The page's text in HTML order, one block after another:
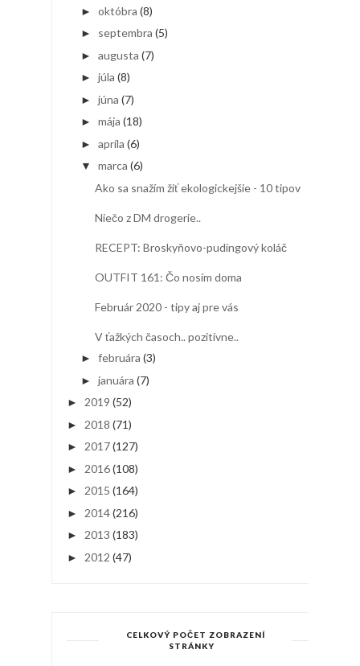
► októbra (8)
► septembra (5)
► augusta (7)
► júla (8)
► júna (7)
► mája (18)
► apríla (6)
▼ marca (6)
Ako sa snažím žiť ekologickejšie - 10 tipov
Niečo z DM drogerie..
RECEPT: Broskyňovo-pudingový koláč
OUTFIT 161: Čo nosím doma
Február 2020 - tipy aj pre vás
V ťažkých časoch.. pozitívne..
► februára (3)
► januára (7)
► 2019 (52)
► 2018 (71)
► 2017(127)
► 2016(108)
► 2015 (164)
► 2014(216)
► 2013 (183)
► 2012 (47)
CELKOVÝ POČET ZOBRAZENÍ
STRÁNKY